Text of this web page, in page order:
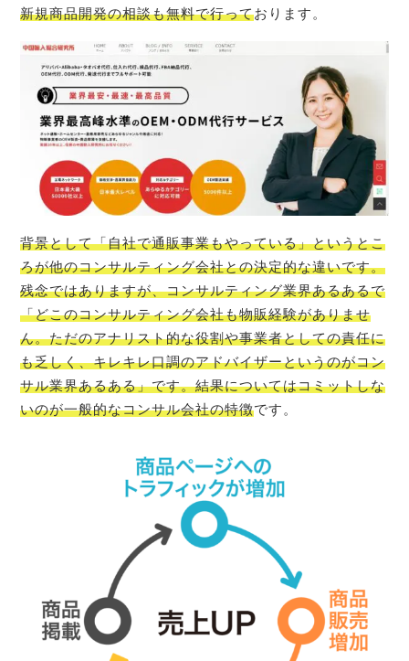
新規商品開発の相談も無料で行っております。
背景として「自社で通販事業もやっている」というとこ
ろが他のコンサルティング会社との決定的な違いです。
残念ではありますが、コンサルティング業界あるあるで
「どこのコンサルティング会社も物販経験がありませ
ん。ただのアナリスト的な役割や事業者としての責任に
も乏しく、キレキレ口調のアドバイザーというのがコン
サル業界あるある」です。結果についてはコミットしな
いのが一般的なコンサル会社の特徴です。